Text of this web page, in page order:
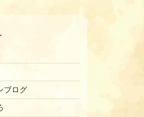
ブログ